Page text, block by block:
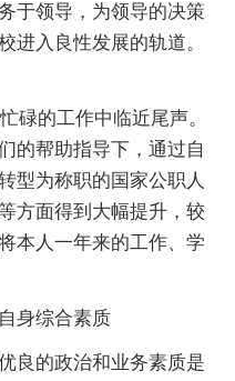
于领导，为领导的决策
进入良性发展的轨道。
碌的工作中临近尾声。
的帮助指导下，通过自
型为称职的国家公职人
方面得到大幅提升，较
本人一年来的工作、学
身综合素质
良的政治和业务素质是